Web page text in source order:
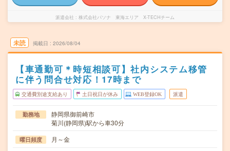
派遣会社 株式会社パソナ 東海エリア X-TECHチーム
未読 掲載日 2026/08/04
【車通勤可＊時短相談可】社内システム移管
に伴う問合せ対応！17時まで
交通費別途支給あり 土日祝日が休み WEB登録OK 派遣
勤務地
静岡県御前崎市
菊川(静岡県)駅から車30分
曜日頻度 月～金